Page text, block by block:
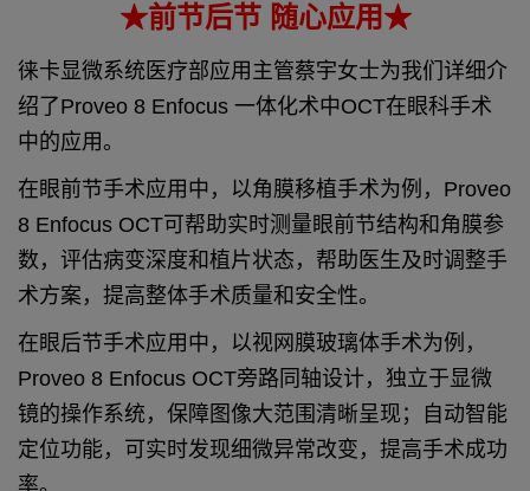
★前节后节 随心应用★
徕卡显微系统医疗部应用主管蔡宇女士为我们详细介
绍了Proveo 8 Enfocus 一体化术中OCT在眼科手术
中的应用。
在眼前节手术应用中，以角膜移植手术为例，Proveo
8 Enfocus OCT可帮助实时测量眼前节结构和角膜参
数，评估病变深度和植片状态，帮助医生及时调整手
术方案，提高整体手术质量和安全性。
在眼后节手术应用中，以视网膜玻璃体手术为例，
Proveo 8 Enfocus OCT旁路同轴设计，独立于显微
镜的操作系统，保障图像大范围清晰呈现；自动智能
定位功能，可实时发现细微异常改变，提高手术成功
率。